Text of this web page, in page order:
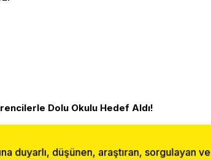
Dolu Okulu Hedef Aldı!
duyarlı, düşünen, araştıran, sorgulayan ve